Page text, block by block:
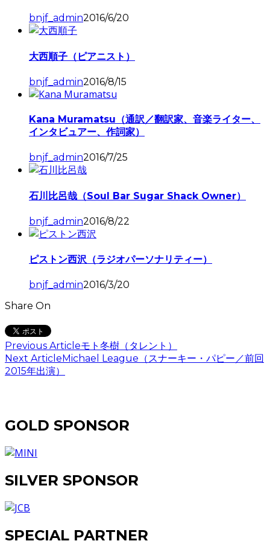
bnjf_admin2016/6/20
大西順子（ピアニスト）
bnjf_admin2016/8/15
Kana Muramatsu（通訳／翻訳家、音楽ライター、
インタビュアー、作詞家）
bnjf_admin2016/7/25
石川比呂哉（Soul Bar Sugar Shack Owner）
bnjf_admin2016/8/22
ピストン西沢（ラジオパーソナリティー）
bnjf_admin2016/3/20
Share On
Previous Articleモト冬樹（タレント）
Next Article Michael League（スナーキー・パピー／前回
2015年出演）
GOLD SPONSOR
SILVER SPONSOR
SPECIAL PARTNER